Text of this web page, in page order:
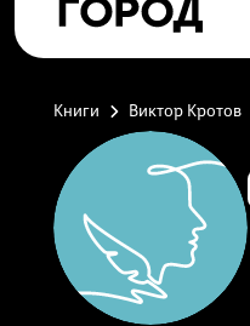
Книги Виктор Кротов